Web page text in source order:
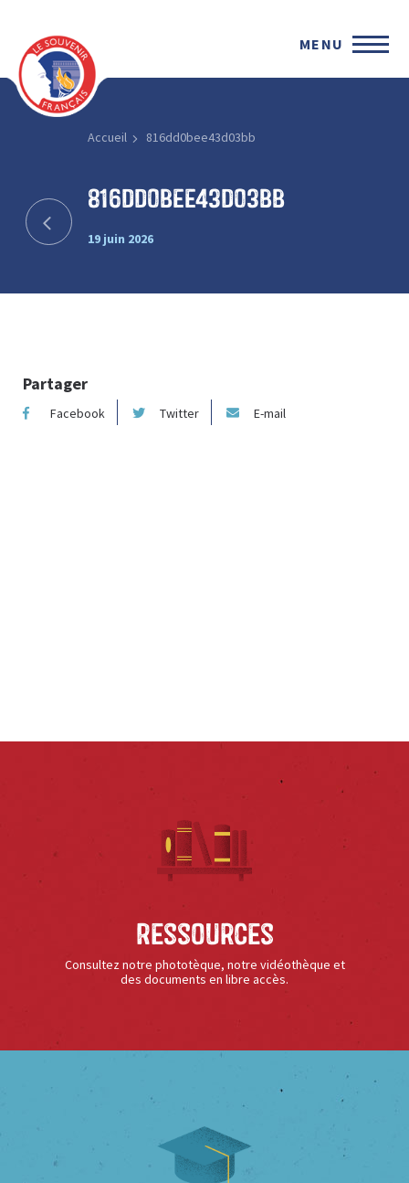
MENU
Accueil 816dd0bee43d03bb
816dd0bee43d03bb
19 juin 2026
Partager
Facebook Twitter E-mail
Ressources
Consultez notre phototèque, notre vidéothèque et
des documents en libre accès.